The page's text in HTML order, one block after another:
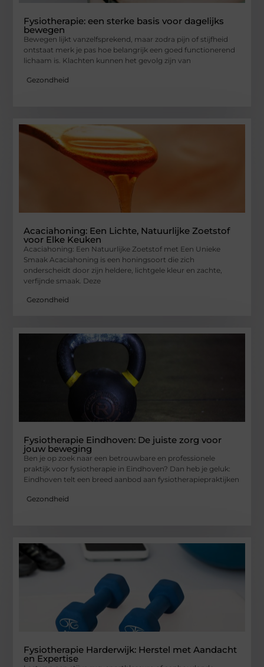
Fysiotherapie: een sterke basis voor dagelijks
bewegen
Bewegen lijkt vanzelfsprekend, maar zodra pijn of stijfheid
ontstaat merk je pas hoe belangrijk een goed functionerend
lichaam is. Klachten kunnen het gevolg zijn van
Gezondheid
Acaciahoning: Een Lichte, Natuurlijke Zoetstof
voor Elke Keuken
Acaciahoning: Een Natuurlijke Zoetstof met Een Unieke
Smaak Acaciahoning is een honingsoort die zich
onderscheidt door zijn heldere, lichtgele kleur en zachte,
verfijnde smaak. Deze
Gezondheid
Fysiotherapie Eindhoven: De juiste zorg voor
jouw beweging
Ben je op zoek naar een betrouwbare en professionele
praktijk voor fysiotherapie in Eindhoven? Dan heb je geluk:
Eindhoven telt een breed aanbod aan fysiotherapiepraktijken
Gezondheid
Fysiotherapie Harderwijk: Herstel met Aandacht
en Expertise